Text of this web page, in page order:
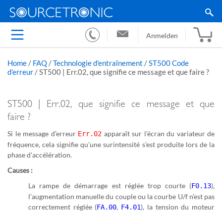
Anmelden
Home / FAQ /Technologie d'entraînement / ST500 Code
d’erreur / ST500 | Err.02, que signifie ce message et que faire ?
ST500 | Err.02, que signifie ce message et que
faire ?
Si le message d’erreur Err.02 apparaît sur l’écran du variateur de
fréquence, cela signifie qu’une surintensité s’est produite lors de la
phase d’accélération.
Causes :
La rampe de démarrage est réglée trop courte (F0.13),
l’augmentation manuelle du couple ou la courbe U/f n’est pas
correctement réglée (FA.00, F4.01), la tension du moteur